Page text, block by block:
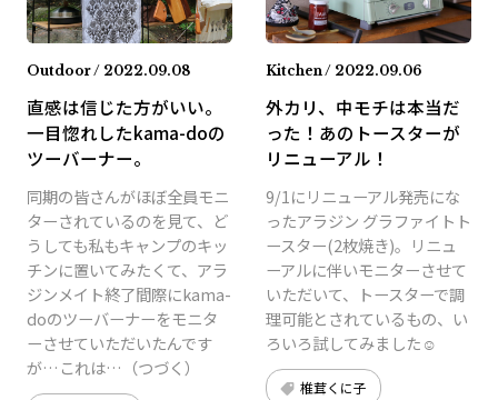
Outdoor / 2022.09.08
直感は信じた方がいい。
一目惚れしたkama-doの
ツーバーナー。
同期の皆さんがほぼ全員モニ
ターされているのを見て、ど
うしても私もキャンプのキッ
チンに置いてみたくて、アラ
ジンメイト終了間際にkama-
doのツーバーナーをモニタ
ーさせていただいたんです
が…これは…（つづく）
Kitchen / 2022.09.06
外カリ、中モチは本当だ
った！あのトースターが
リニューアル！
9/1にリニューアル発売にな
ったアラジン グラファイトト
ースター(2枚焼き)。リニュ
ーアルに伴いモニターさせて
いただいて、トースターで調
理可能とされているもの、い
ろいろ試してみました☺︎
椎茸くに子